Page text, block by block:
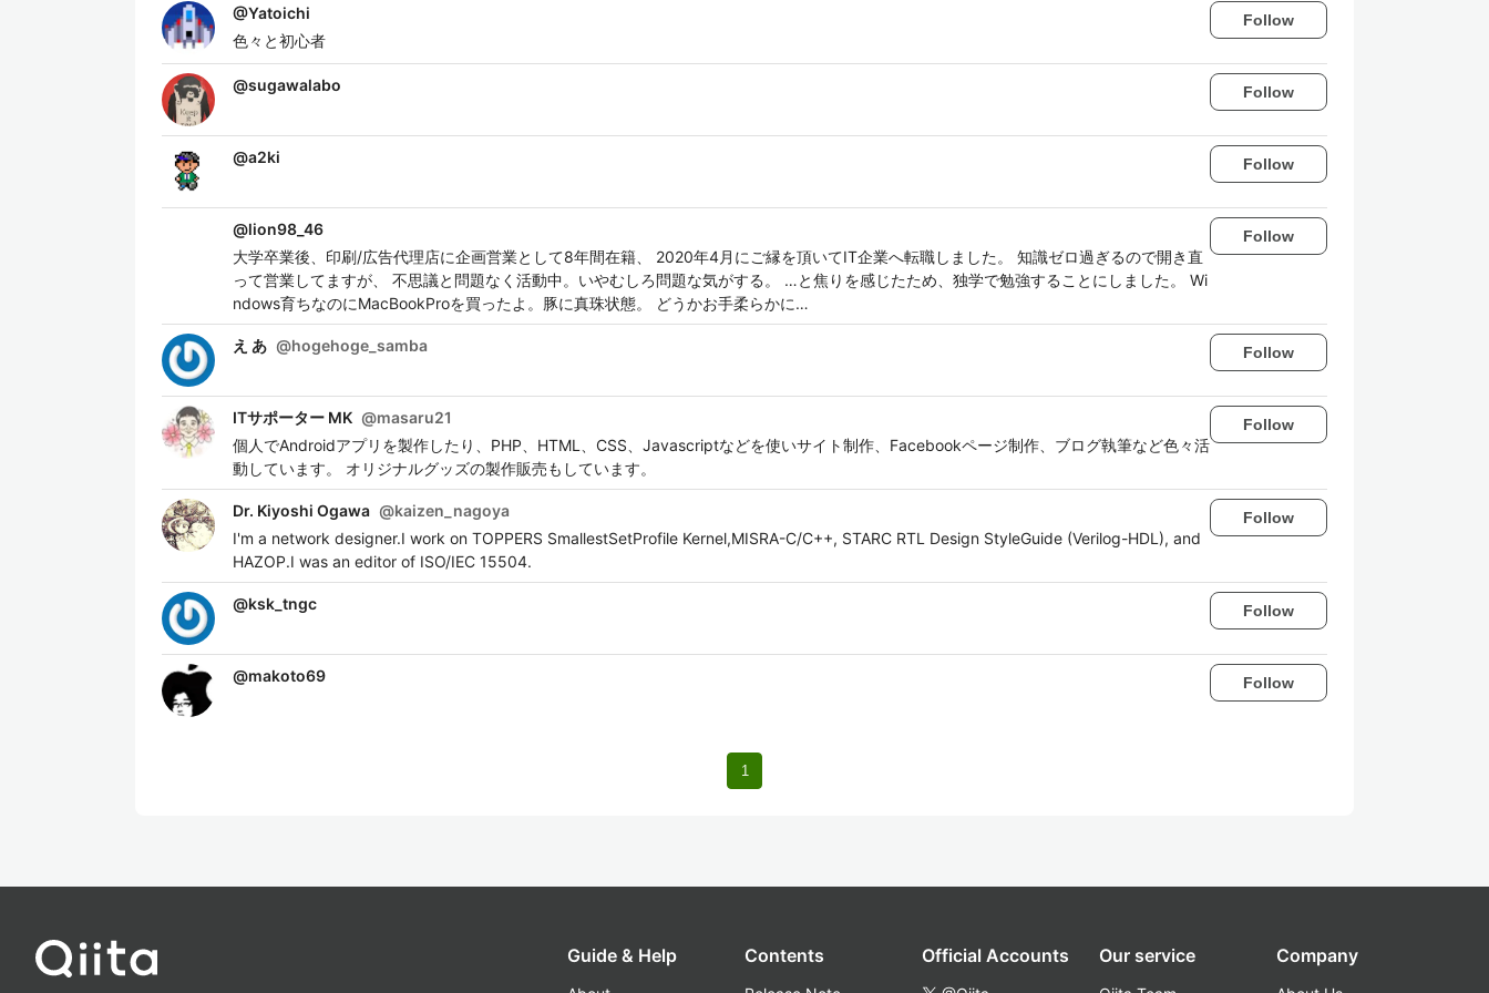
@Yatoichi
色々と初心者
Follow
@sugawalabo Follow
@a2ki Follow
@lion98_46
大学卒業後、印刷/広告代理店に企画営業として8年間在籍、 2020年4月にご縁を頂いてIT企業へ転職しました。 知識ゼロ過ぎるので開き直
って営業してますが、 不思議と問題なく活動中。いやむしろ問題な気がする。 …と焦りを感じたため、独学で勉強することにしました。 Wi
ndows育ちなのにMacBookProを買ったよ。豚に真珠状態。 どうかお手柔らかに…
Follow
え あ @hogehoge_samba Follow
ITサポーター MK @masaru21
個人でAndroidアプリを製作したり、PHP、HTML、CSS、Javascriptなどを使いサイト制作、Facebookページ制作、ブログ執筆など色々活
動しています。 オリジナルグッズの製作販売もしています。
Follow
Dr. Kiyoshi Ogawa @kaizen_nagoya
I'm a network designer.I work on TOPPERS SmallestSetProfile Kernel,MISRA-C/C++, STARC RTL Design StyleGuide (Verilog-HDL), and
HAZOP.I was an editor of ISO/IEC 15504.
Follow
@ksk_tngc Follow
@makoto69 Follow
1
Guide & Help Contents Official Accounts Our service Company